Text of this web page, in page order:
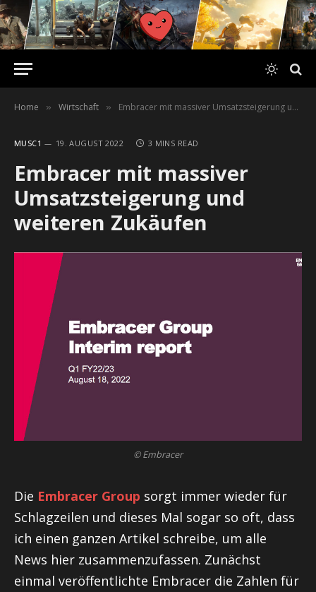
Home » Wirtschaft » Embracer mit massiver Umsatzsteigerung und weiteren Zukäufen
MUSC1 19. AUGUST 2022 3 MINS READ
Embracer mit massiver
Umsatzsteigerung und
weiteren Zukäufen
© Embracer
Die Embracer Group sorgt immer wieder für
Schlagzeilen und dieses Mal sogar so oft, dass
ich einen ganzen Artikel schreibe, um alle
News hier zusammenzufassen. Zunächst
einmal veröffentlichte Embracer die Zahlen für